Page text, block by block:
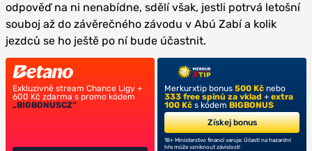
odpověď na ni nenabídne, sdělí však, jestli potrvá letošní
souboj až do závěrečného závodu v Abú Zabí a kolik
jezdců se ho ještě po ní bude účastnit.
Exkluzivně stream Chance Ligy +
600 Kč zdarma s promo kódem
„BIGBONUSCZ“
Merkurxtip bonus 500 Kč nebo
333 free spinů za vklad + extra
100 Kč s kódem BIGBONUS
Získej bonus
18+ Ministerstvo financí varuje: Účastí na hazardní
hře může vzniknout závislost!